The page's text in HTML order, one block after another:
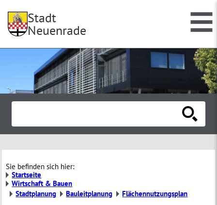
Stadt
Neuenrade
Sie befinden sich hier:
Startseite
Wirtschaft & Bauen
Stadtplanung
Bauleitplanung Flächennutzungsplan